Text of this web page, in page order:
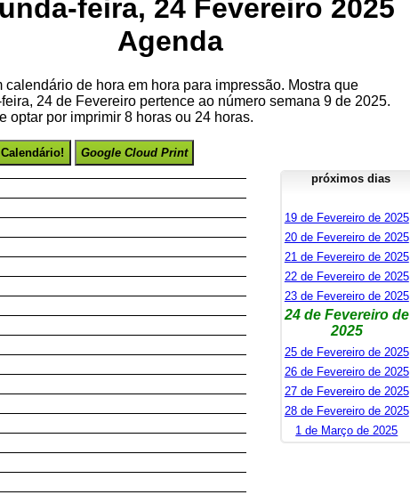
feira, 24 Fevereiro 2025
Agenda
calendário de hora em hora para impressão. Mostra que
24 de Fevereiro pertence ao número semana 9 de 2025.
optar por imprimir 8 horas ou 24 horas.
Google Cloud Print
próximos dias
19 de Fevereiro de 2025
20 de Fevereiro de 2025
21 de Fevereiro de 2025
22 de Fevereiro de 2025
23 de Fevereiro de 2025
24 de Fevereiro de
2025
25 de Fevereiro de 2025
26 de Fevereiro de 2025
27 de Fevereiro de 2025
28 de Fevereiro de 2025
1 de Março de 2025